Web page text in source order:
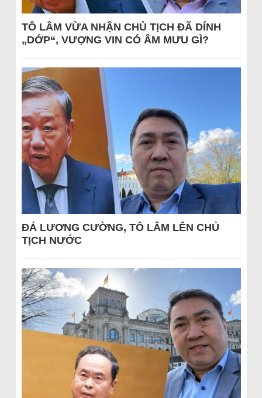
TÔ LÂM VỪA NHẬN CHỦ TỊCH ĐÃ DÍNH
„DỚP“, VƯỢNG VIN CÓ ÂM MƯU GÌ?
ĐÁ LƯƠNG CƯỜNG, TÔ LÂM LÊN CHỦ
TỊCH NƯỚC